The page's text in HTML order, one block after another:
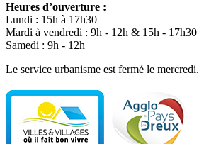
Heures d’ouverture :
Lundi : 15h à 17h30
Mardi à vendredi : 9h - 12h & 15h - 17h30
Samedi : 9h - 12h
Le service urbanisme est fermé le mercredi.